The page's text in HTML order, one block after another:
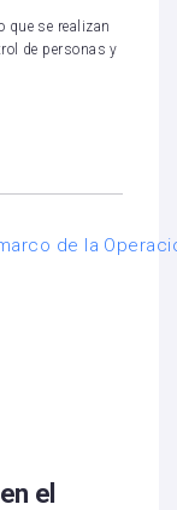
que se realizan
de personas y
el